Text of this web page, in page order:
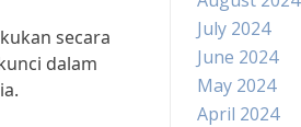
secara
dalam
July 2024
June 2024
May 2024
April 2024